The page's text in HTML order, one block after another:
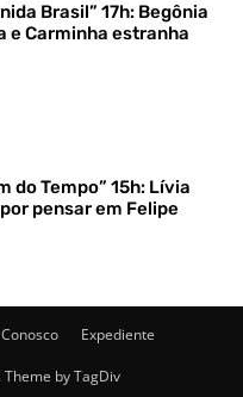
Brasil” 17h: Begônia
e Carminha estranha
do Tempo” 15h: Lívia
pensar em Felipe
Expediente
by TagDiv